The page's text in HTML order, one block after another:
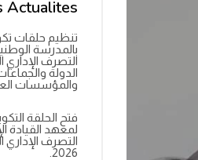
Actualites
تنظيم حلقات
بالمدرسة
التصرف الإداري
الدولة
والمؤسسات
فتح الحلقة
لمعهد القيادة
التصرف
2026.